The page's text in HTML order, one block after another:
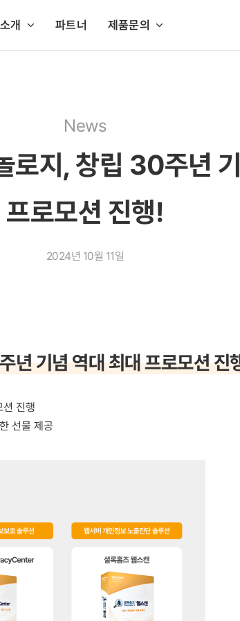
출력물보안 셜록홈즈
인 eKYC aiDee
인식 aiSee OCR
개 파트너 제품문의
News
로지, 창립 30주년
프로모션 진행!
2024년 10월 11일
년 기념 역대 최대 프로모션 진
션 진행
선물 제공